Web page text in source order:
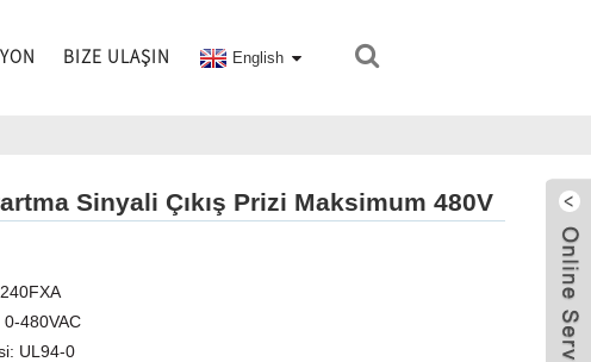
BIZE ULAŞIN English
Sinyali Çıkış Prizi Maksimum 480V
480VAC
UL94-0